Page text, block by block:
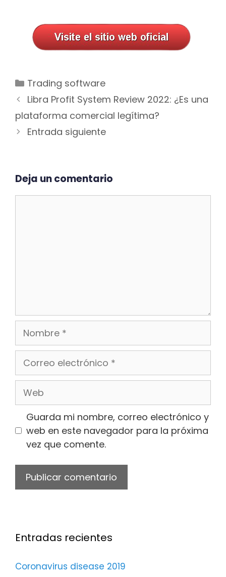
Categorías
Trading software
Navegación
de
entradas
Libra Profit System Review 2022: ¿Es una
plataforma comercial legítima?
Entrada siguiente
Deja un comentario
Nombre
Correo
electrónico
Web
Guarda mi nombre, correo electrónico y
web en este navegador para la próxima
vez que comente.
Entradas recientes
Coronavirus disease 2019